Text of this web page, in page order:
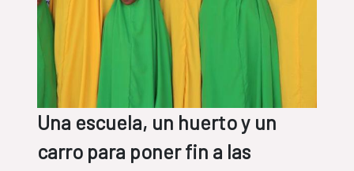
Una escuela, un huerto y un
carro para poner fin a las